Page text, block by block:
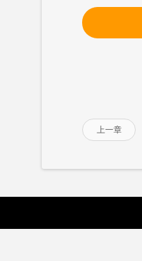
上一章